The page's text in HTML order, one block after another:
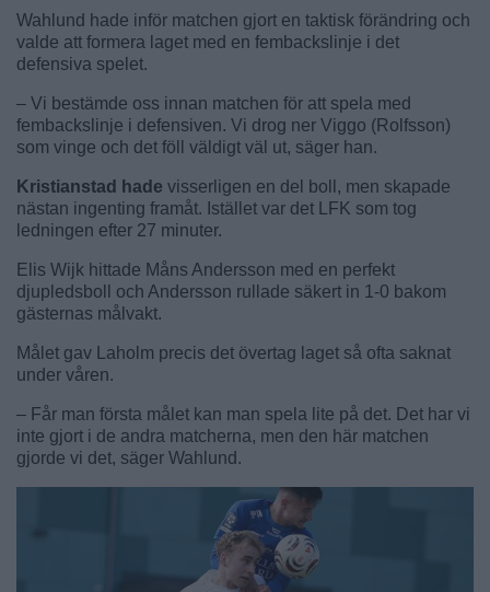
Wahlund hade inför matchen gjort en taktisk förändring och
valde att formera laget med en fembackslinje i det
defensiva spelet.
– Vi bestämde oss innan matchen för att spela med
fembackslinje i defensiven. Vi drog ner Viggo (Rolfsson)
som vinge och det föll väldigt väl ut, säger han.
Kristianstad hade visserligen en del boll, men skapade
nästan ingenting framåt. Istället var det LFK som tog
ledningen efter 27 minuter.
Elis Wijk hittade Måns Andersson med en perfekt
djupledsboll och Andersson rullade säkert in 1-0 bakom
gästernas målvakt.
Målet gav Laholm precis det övertag laget så ofta saknat
under våren.
– Får man första målet kan man spela lite på det. Det har vi
inte gjort i de andra matcherna, men den här matchen
gjorde vi det, säger Wahlund.